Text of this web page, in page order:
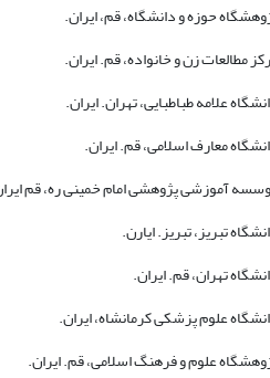
حوزه و دانشگاه، قم، ایران.
مطالعات زن و خانواده، قم. ایران.
علامه طباطبایی، تهران. ایران.
معارف اسلامی، قم. ایران.
آموزشی پژوهشی امام خمینی ره، قم
تبریز، تبریز. ایارن.
تهران، قم. ایران.
علوم پزشکی کرمانشاه، ایران.
علوم و فرهنگ اسلامی، قم. ایران.